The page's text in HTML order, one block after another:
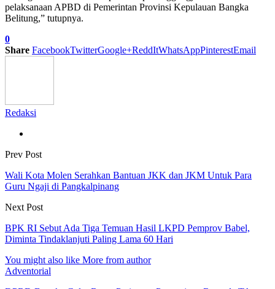
pelaksanaan APBD di Pemerintan Provinsi Kepulauan Bangka
Belitung,” tutupnya.
0
Share FacebookTwitterGoogle+ReddItWhatsAppPinterestEmail
Redaksi
Prev Post
Wali Kota Molen Serahkan Bantuan JKK dan JKM Untuk Para
Guru Ngaji di Pangkalpinang
Next Post
BPK RI Sebut Ada Tiga Temuan Hasil LKPD Pemprov Babel,
Diminta Tindaklanjuti Paling Lama 60 Hari
You might also like More from author
Adventorial